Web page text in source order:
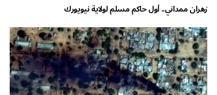
زهران ممداني.. أول حاكم مسلم لولاية نيويورك